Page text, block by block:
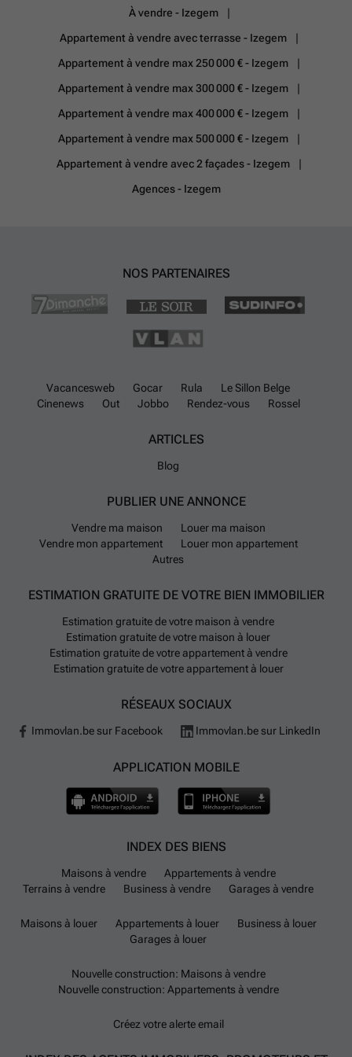
pour plus d'informations ou pour une visite sur place!
À vendre - Izegem
Appartement à vendre avec terrasse - Izegem
Appartement à vendre max 250 000 € - Izegem
Appartement à vendre max 300 000 € - Izegem
Appartement à vendre max 400 000 € - Izegem
Appartement à vendre max 500 000 € - Izegem
Appartement à vendre avec 2 façades - Izegem
Agences - Izegem
NOS PARTENAIRES
Vacancesweb Gocar Rula
Le Sillon Belge
Cinenews
Out Jobbo Rendez-vous Rossel
ARTICLES
Blog
PUBLIER UNE ANNONCE
Vendre ma maison
Louer ma maison
Vendre mon appartement
Louer mon appartement
Autres
ESTIMATION GRATUITE DE VOTRE BIEN IMMOBILIER
Estimation gratuite de votre maison à vendre
Estimation gratuite de votre maison à louer
Estimation gratuite de votre appartement à vendre
Estimation gratuite de votre appartement à louer
RÉSEAUX SOCIAUX
Immovlan.be sur Facebook Immovlan.be sur LinkedIn
APPLICATION MOBILE
INDEX DES BIENS
Maisons à vendre
Appartements à vendre
Terrains à vendre
Business à vendre Garages à vendre
Maisons à louer Appartements à louer
Business à louer
Garages à louer
Nouvelle construction: Maisons à vendre
Nouvelle construction: Appartements à vendre
Créez votre alerte email